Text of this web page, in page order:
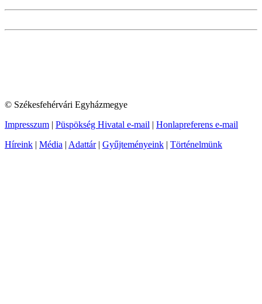
© Székesfehérvári Egyházmegye
Impresszum | Püspökség Hivatal e-mail | Honlapreferens e-mail
Híreink | Média | Adattár| Gyűjteményeink | Történelmünk